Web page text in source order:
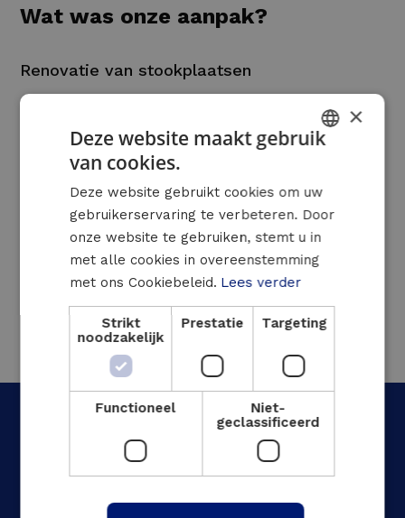
Wat was onze aanpak?
Renovatie van stookplaatsen
Installatie van zonnepanelen
Installatie van gecentraliseerde technische
controlesystemen en sturing van op afstand
12 jaar garantie op energieprestaties
Wat was het resultaat?
FRENCH
×
Deze website maakt gebruik
van cookies.
Deze website gebruikt cookies om uw
gebruikerservaring te verbeteren. Door
onze website te gebruiken, stemt u in
met alle cookies in overeenstemming
met ons Cookiebeleid. Lees verder
Strikt
noodzakelijk
Prestatie Targeting
Functioneel
Niet-
geclassificeerd